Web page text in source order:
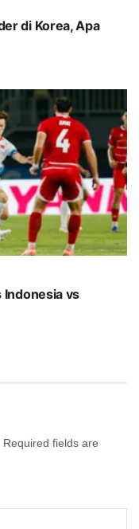
di Korea, Apa
Indonesia vs
Required fields are